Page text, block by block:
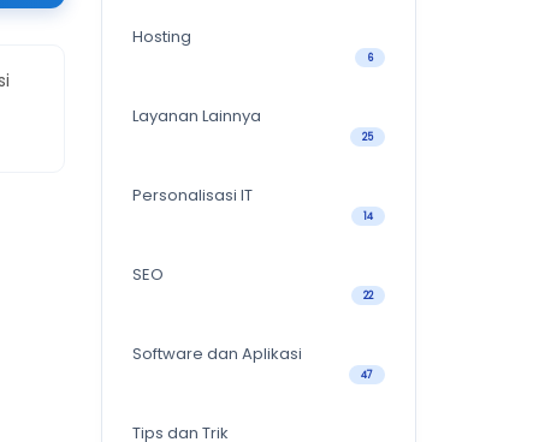
Hosting
6
Layanan Lainnya
25
Personalisasi IT
14
SEO
22
Software dan Aplikasi
47
Tips dan Trik